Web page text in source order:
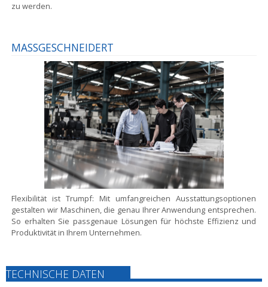
zu werden.
MASSGESCHNEIDERT
Flexibilität ist Trumpf: Mit umfangreichen Ausstattungsoptionen
gestalten wir Maschinen, die genau Ihrer Anwendung entsprechen.
So erhalten Sie passgenaue Lösungen für höchste Effizienz und
Produktivität in Ihrem Unternehmen.
TECHNISCHE DATEN